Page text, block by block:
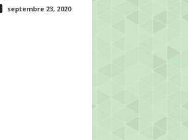
septembre 23, 2020